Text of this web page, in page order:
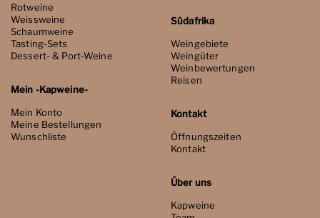
Rotweine
Weissweine
Schaumweine
Tasting-Sets
Dessert- & Port-Weine
Mein -Kapweine-
Mein Konto
Meine Bestellungen
Wunschliste
Südafrika
Weingebiete
Weingüter
Weinbewertungen
Reisen
Kontakt
Öffnungszeiten
Kontakt
Über uns
Kapweine